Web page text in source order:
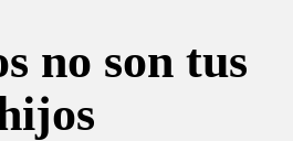
no son tus